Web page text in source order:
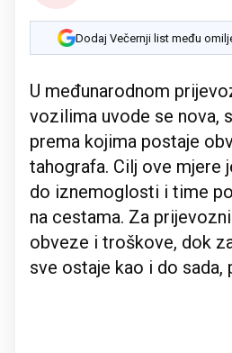
Dodaj Večernji list među
U međunarodnom
vozilima uvode se nova,
prema kojima postaje
tahografa. Cilj ove mjere
do iznemoglosti i time
na cestama. Za
obveze i troškove, dok
sve ostaje kao i do sada,